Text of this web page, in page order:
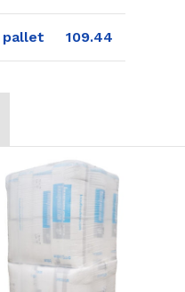
pallet 109.44
AAN WINKELWAGEN